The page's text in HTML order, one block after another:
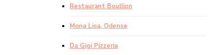
Restaurant Boullion
Mona Lisa, Odense
Da Gigi Pizzeria